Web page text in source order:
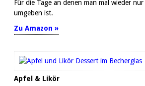
Für die Tage an denen man mal wieder
umgeben ist.
Zu Amazon »
Apfel & Likör